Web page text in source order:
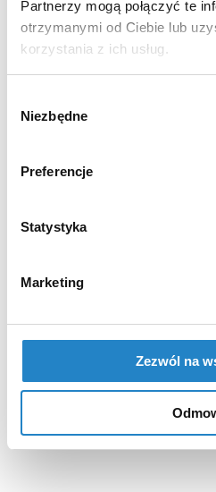
Partnerzy mogą połączyć te
otrzymanymi od Ciebie lub
korzystania z ich usług.
zgody
Niezbędne
Preferencje
Statystyka
Marketing
Zezwól na